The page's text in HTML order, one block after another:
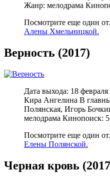
Жанр: мелодрама
Посмотрите еще один
Алены Хмельницкой.
Верность (2017)
Дата выхода: 18
Кира Ангелина В
Полянская, Игорь
мелодрама Кинопоиск:
Посмотрите еще один
Елены Полянской.
Черная кровь